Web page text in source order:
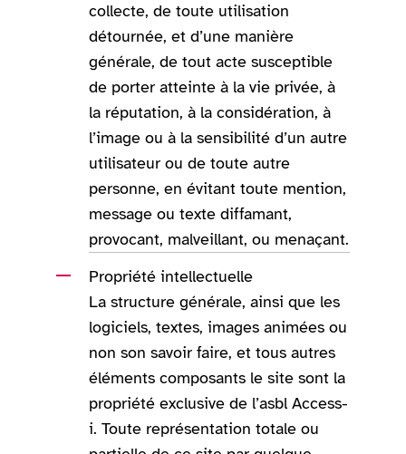
collecte, de toute utilisation
détournée, et d’une manière
générale, de tout acte susceptible
de porter atteinte à la vie privée, à
la réputation, à la considération, à
l’image ou à la sensibilité d’un autre
utilisateur ou de toute autre
personne, en évitant toute mention,
message ou texte diffamant,
provocant, malveillant, ou menaçant.
Propriété intellectuelle
La structure générale, ainsi que les
logiciels, textes, images animées ou
non son savoir faire, et tous autres
éléments composants le site sont la
propriété exclusive de l’asbl Access-
i. Toute représentation totale ou